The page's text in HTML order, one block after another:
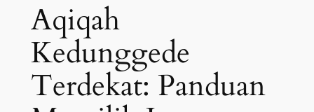
Aqiqah
Kedunggede
Terdekat: Panduan